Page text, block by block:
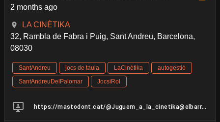
2 months ago
LA CINÈTIKA
32, Rambla de Fabra i Puig, Sant Andreu, Barcelona,
08030
SantAndreu jocs de taula LaCinètika
autogestió
SantAndreuDelPalomar
JocsiRol
https://mastodont.cat/@Juguem_a_la_cinetika@elbarri.online